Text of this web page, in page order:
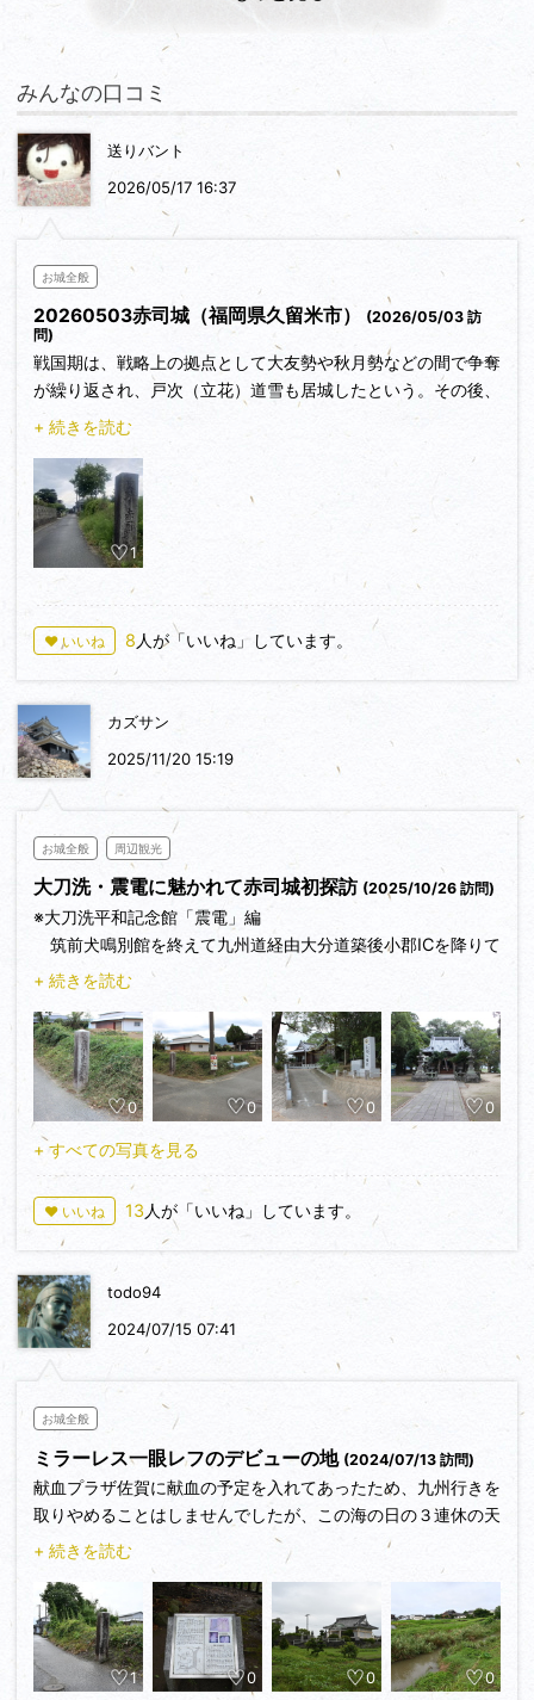
みんなの口コミ
送りバント
2026/05/17 16:37
お城全般
20260503赤司城（福岡県久留米市）
(2026/05/03 訪
問)
戦国期は、戦略上の拠点として大友勢や秋月勢などの間で争奪
が繰り返され、戸次（立花）道雪も居城したという。その後、
田中吉政の弟・清政が城主となり、赤司八幡宮や城下が整備さ
れた。写真の城址碑は、八幡宮や納骨堂から少し離れた道端に
+ 続きを読む
1
♥ いいね 8 人が「いいね」しています。
カズサン
2025/11/20 15:19
お城全般 周辺観光
大刀洗・震電に魅かれて赤司城初探訪 (2025/10/26 訪問)
※大刀洗平和記念館「震電」編
筑前犬鳴別館を終えて九州道経由大分道築後小郡ICを降りて
国道５００号線大分方向約3.3ｋｍ道沿いに大刀洗平和記念館
が有ります。先に筑前町立大刀洗平和記念館へ入場して、大東
亜戦争末期の試作機「震電」にご対面、映画シンゴジラにて脚
光を浴びた実物大模型だそうです、初見で大きい！胴体が太
い！と感じました高度１万ｍまで飛び上がって数分でＢ２９と
対峙する海軍局地戦闘機震電ですから、さも強力なエンジンを
搭載していたのでしょう！、実際は大東亜戦争末期までに試作
機３機造り、試乗テスト中に終戦を迎えてそうです。
今回の１０日間城廻主目的でも有りました、見たい訪ねたい
と思っていましたので願いが叶いました。
筑前町立大刀洗平和記念館住所：福岡県朝倉郡筑前町高田２
５６１－１、入館時間９時～１７時、入館料６００円
※赤司城編
震電とお別れして近くの探訪城跡として、南に約６km程の
築後の名城「赤司城」(ｱｶｼﾞｼﾞｮｳ)を選び訪ねました、城びと会
員福岡のトクさんと同じ選択でしょうか？
ひたすら田園の中を走り県道７４０号線に赤司城跡・赤司八
幡宮２００ｍの標識が有り狭い交差点を西に折れて川を渡れば
赤司八幡宮へ、駐車場は南の納骨堂前に在りますが、交通量も
少なく八幡宮の南前が道幅広く幅寄せして路駐しました。
八幡宮に上がり資料案内板を探す、西側の第二鳥居近くに赤
司城跡・赤司八幡宮の解説盤と赤司の歴史案内板が有りまし
た。解説盤の赤司城跡には概略縄張図が有り、寺院風の建物納
骨堂辺りが本丸の様です(グーグルマップの史跡マークは納骨
堂の東)、その西が二の丸、道筋は堀跡の様です、寺院風納骨
+ 続きを読む
0 0 0 0
+ すべての写真を見る
♥ いいね 13 人が「いいね」しています。
todo94
2024/07/15 07:41
お城全般
ミラーレス一眼レフのデビューの地 (2024/07/13 訪問)
献血プラザ佐賀に献血の予定を入れてあったため、九州行きを
取りやめることはしませんでしたが、この海の日の３連休の天
気は雨予報でした。連休初日だけはなんとか天気が持ちそうだ
ったので、予定を変更して城めぐりに勤しむことにしました。
連休二日目の最後に行く予定だった赤司城を献血前に攻めてみ
ました。赤司八幡宮の説明板はすぐに見つかりますが、城址碑
は見つけるのが難しい場所でした。トクさんの投稿を拝見して
いなかったらスルーしていたと思います。貴重な情報、ありが
+ 続きを読む
1 0 0 0